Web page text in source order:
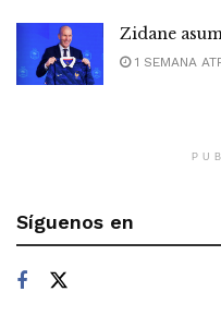
Zidane
1 SEMANA
Síguenos en